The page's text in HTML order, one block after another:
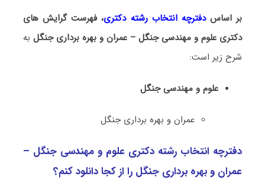
بر اساسدفترچه انتخاب رشته دکتری، فهرست گرایش های
دکتری علوم و مهندسی ﺟﻨﮕﻞ – ﻋﻤﺮان و ﺑﻬﺮه ﺑﺮداری ﺟﻨﮕﻞ به
شرح زیر است:
علوم و مهندسی ﺟﻨﮕﻞ
ﻋﻤﺮان و ﺑﻬﺮه ﺑﺮداری ﺟﻨﮕﻞ
دفترچه انتخاب رشته دکتری علوم و مهندسی ﺟﻨﮕﻞ –
ﻋﻤﺮان و ﺑﻬﺮه ﺑﺮداری ﺟﻨﮕﻞ را از کجا دانلود کنم؟